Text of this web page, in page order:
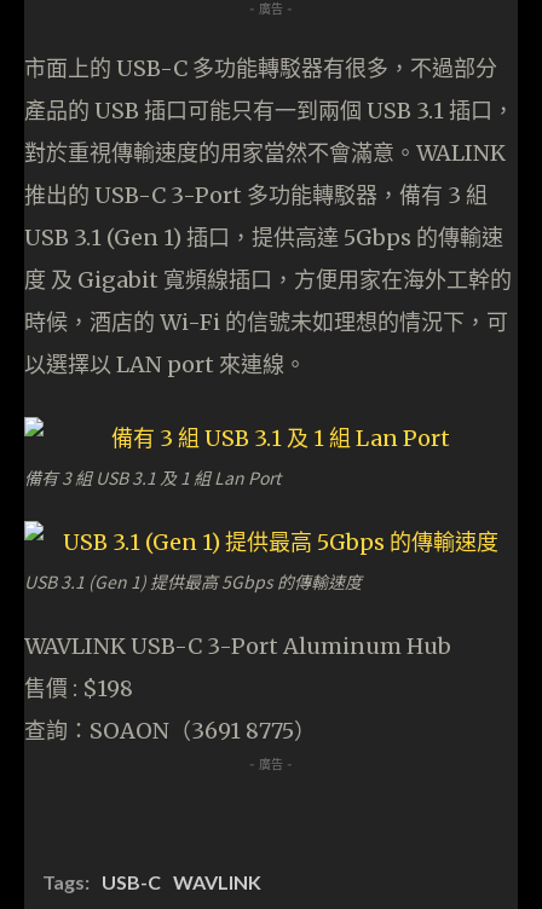
- 廣告 -
市面上的 USB-C 多功能轉駁器有很多，不過部分
產品的 USB 插口可能只有一到兩個 USB 3.1 插口，
對於重視傳輸速度的用家當然不會滿意。WALINK
推出的 USB-C 3-Port 多功能轉駁器，備有 3 組
USB 3.1 (Gen 1) 插口，提供高達 5Gbps 的傳輸速
度 及 Gigabit 寬頻線插口，方便用家在海外工幹的
時候，酒店的 Wi-Fi 的信號未如理想的情況下，可
以選擇以 LAN port 來連線。
備有 3 組 USB 3.1 及 1 組 Lan Port
USB 3.1 (Gen 1) 提供最高 5Gbps 的傳輸速度
WAVLINK USB-C 3-Port Aluminum Hub
售價 : $198
查詢：SOAON（3691 8775）
- 廣告 -
Tags: USB-C WAVLINK